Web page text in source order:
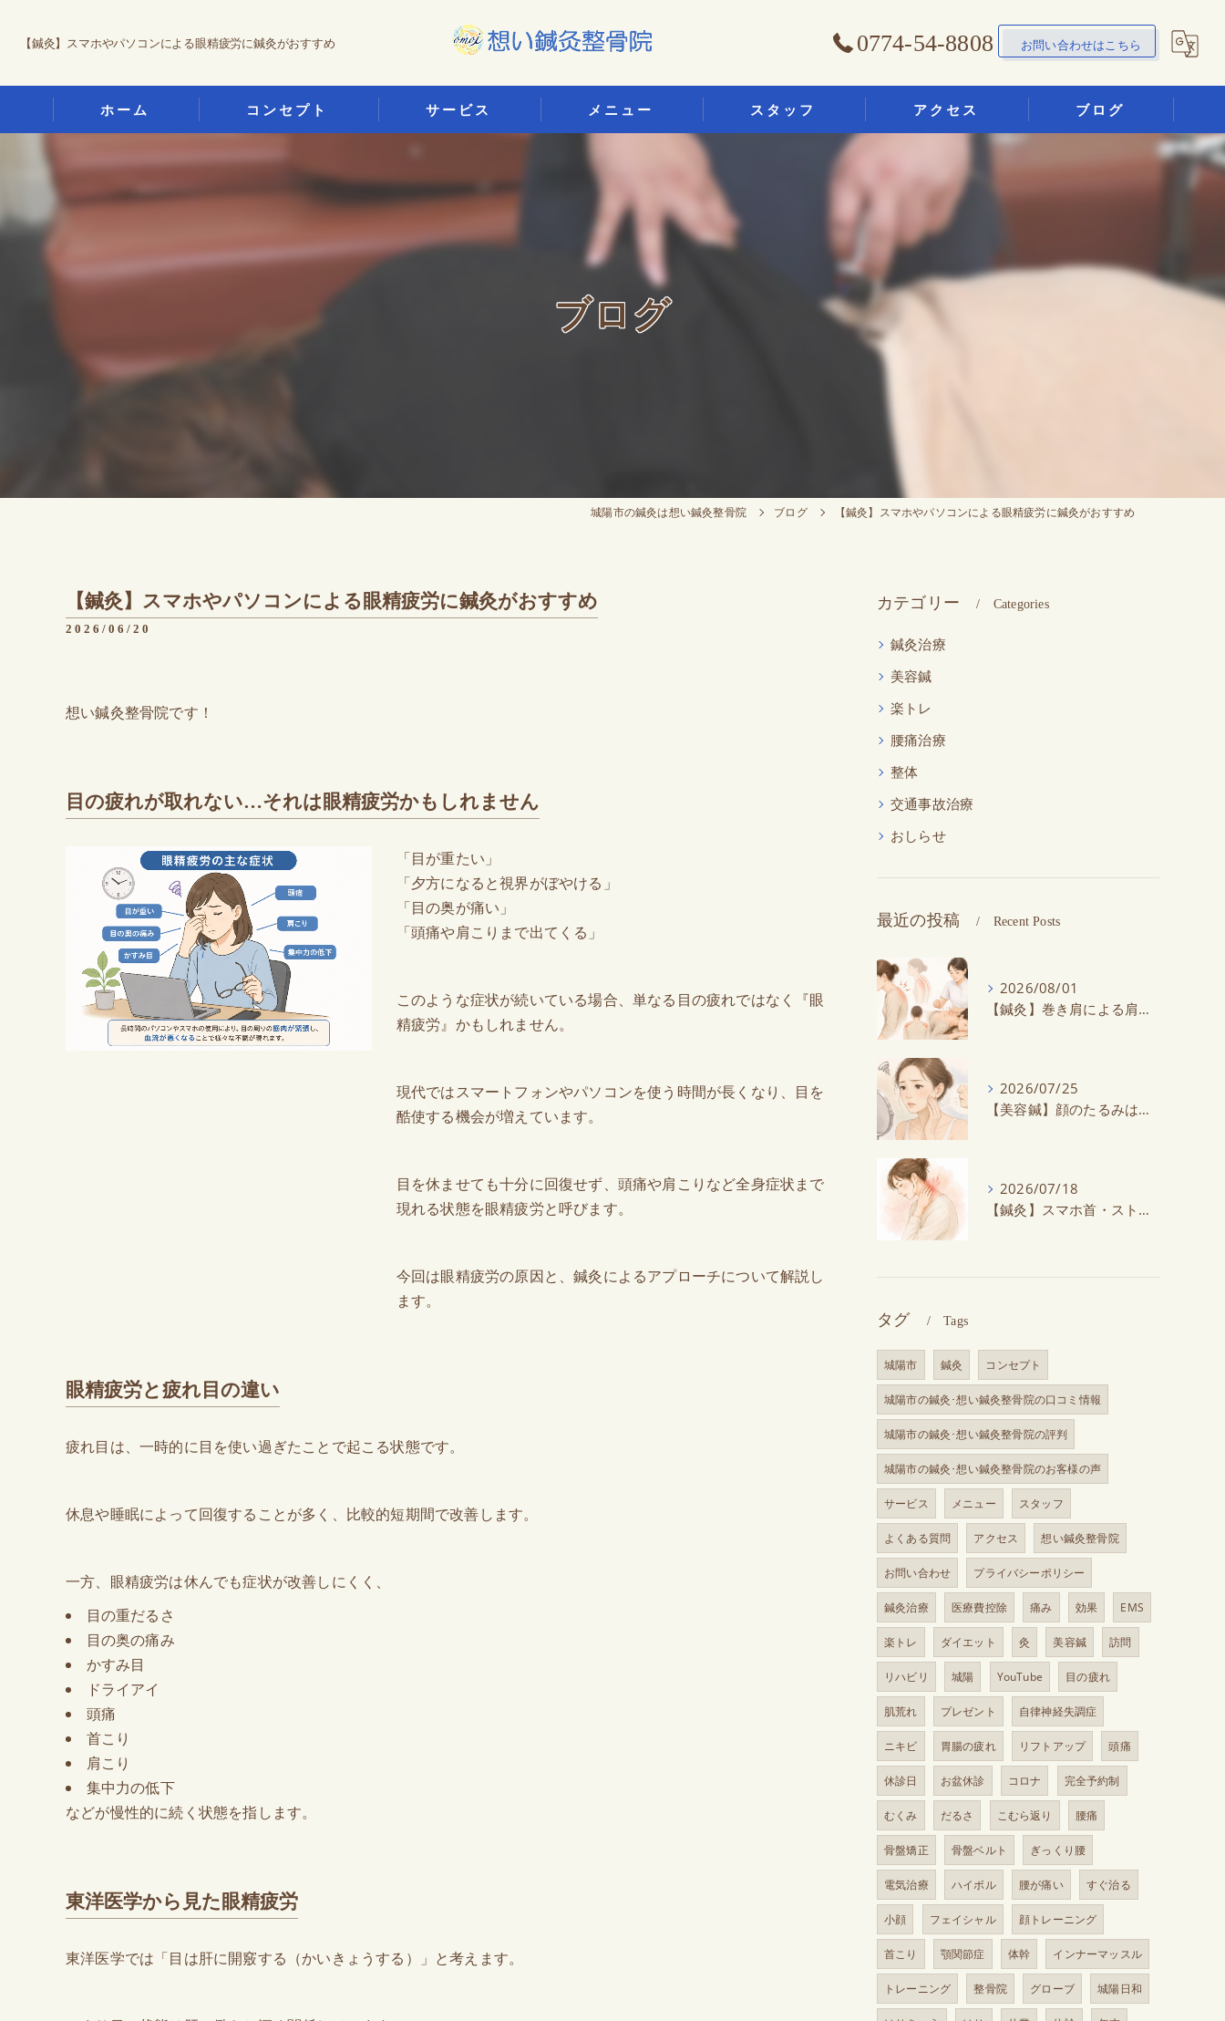
【鍼灸】スマホやパソコンによる眼精疲労に鍼灸がおすすめ 0774-54-8808 お問い合わせはこちら
ホーム コンセプト
城陽市の鍼灸･想い鍼灸整骨院の評判
城陽市の鍼灸･想い鍼灸整骨院のお客様の声
サービス
鍼灸治療
交通事故治療
メニュー スタッフ アクセス ブログ
ブログ
城陽市の鍼灸は想い鍼灸整骨院 ブログ 【鍼灸】スマホやパソコンによる眼精疲労に鍼灸がおすすめ
【鍼灸】スマホやパソコンによる眼精疲労に鍼灸がおすすめ
2026/06/20
想い鍼灸整骨院です！
目の疲れが取れない…それは眼精疲労かもしれません
「目が重たい」
「夕方になると視界がぼやける」
「目の奥が痛い」
「頭痛や肩こりまで出てくる」
このような症状が続いている場合、単なる目の疲れではなく『眼
精疲労』かもしれません。
現代ではスマートフォンやパソコンを使う時間が長くなり、目を
酷使する機会が増えています。
目を休ませても十分に回復せず、頭痛や肩こりなど全身症状まで
現れる状態を眼精疲労と呼びます。
今回は眼精疲労の原因と、鍼灸によるアプローチについて解説し
ます。
眼精疲労と疲れ目の違い
疲れ目は、一時的に目を使い過ぎたことで起こる状態です。
休息や睡眠によって回復することが多く、比較的短期間で改善します。
一方、眼精疲労は休んでも症状が改善しにくく、
目の重だるさ
目の奥の痛み
かすみ目
ドライアイ
頭痛
首こり
肩こり
集中力の低下
などが慢性的に続く状態を指します。
東洋医学から見た眼精疲労
東洋医学では「目は肝に開竅する（かいきょうする）」と考えます。
カテゴリー Categories
鍼灸治療
美容鍼
楽トレ
腰痛治療
整体
交通事故治療
おしらせ
最近の投稿 Recent Posts
2026/08/01
【鍼灸】巻き肩による肩こり・首こりにお悩みの方に鍼灸がオススメ！スマホ・デスクワークで悪化する？
2026/07/25
【美容鍼】顔のたるみは美容鍼で改善できる？原因と効果を解説
2026/07/18
【鍼灸】スマホ首・ストレートネックでお悩みの方へ｜鍼灸で首の負担を軽減しませんか？
タグ Tags
城陽市 鍼灸 コンセプト
城陽市の鍼灸･想い鍼灸整骨院の口コミ情報
城陽市の鍼灸･想い鍼灸整骨院の評判
城陽市の鍼灸･想い鍼灸整骨院のお客様の声
サービス メニュー スタッフ
よくある質問 アクセス 想い鍼灸整骨院
お問い合わせ プライバシーポリシー
鍼灸治療 医療費控除 痛み 効果 EMS
楽トレ ダイエット 灸 美容鍼 訪問
リハビリ 城陽 YouTube 目の疲れ
肌荒れ プレゼント 自律神経失調症
ニキビ 胃腸の疲れ リフトアップ 頭痛
休診日 お盆休診 コロナ 完全予約制
むくみ だるさ こむら返り 腰痛
骨盤矯正 骨盤ベルト ぎっくり腰
電気治療 ハイボル 腰が痛い すぐ治る
小顔 フェイシャル 顔トレーニング
首こり 顎関節症 体幹 インナーマッスル
トレーニング 整骨院 グローブ 城陽日和